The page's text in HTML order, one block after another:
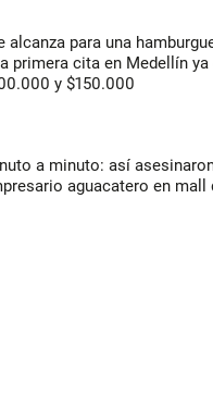
alcanza para una
primera cita en Medellín
y $150.000
a minuto: así
aguacatero en mall